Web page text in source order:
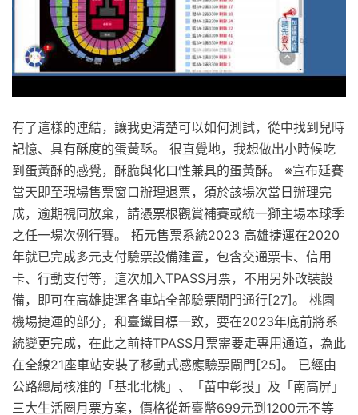
有了這樣的連結，讓我更清楚可以如何測試，從中找到兒時
記憶、具有酥度的蛋黃酥。 很直覺地，我想做出小時候吃
到蛋黃酥的感覺，酥脆與化口性兼具的蛋黃酥。 ※宣布延賽
當天即至現場售票窗口辦理退票，須於該場次當日辦理完
成，逾期視同放棄，請憑票根觀賞補賽或統一獅主場本球季
之任一場次例行賽。 拓元售票系統2023 高雄捷運在2020
年就已完成多元支付驗票設備建置，包含交通票卡、信用
卡、行動支付等，這次加入TPASS月票，不用另外改裝設
備，即可在高雄捷運各車站全部驗票閘門通行[27]。 桃園
機場捷運的部分，和臺鐵目標一致，要在2023年底前將系
統變更完成，在此之前持TPASS月票需要走專用通道，為此
在全線21座車站安裝了移動式感應驗票閘門[25]。 已經由
公路總局核准的「基北北桃」、「苗中彰投」及「南高屏」
三大生活圈月票方案，價格從新臺幣699元到1200元不等